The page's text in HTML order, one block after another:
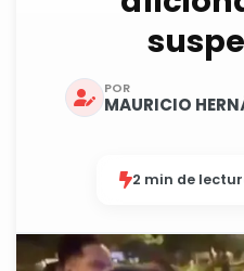
POR
MAURICIO
2 min de